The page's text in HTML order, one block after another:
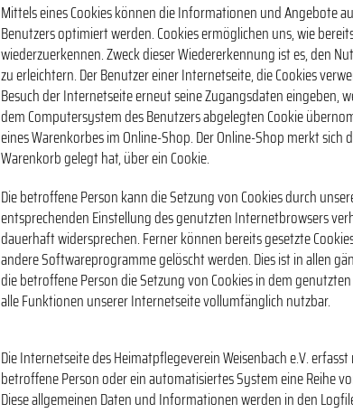
Mittels eines Cookies können die Informationen und Angebote
Benutzers optimiert werden. Cookies ermöglichen uns, wie
wiederzuerkennen. Zweck dieser Wiedererkennung ist es, den
zu erleichtern. Der Benutzer einer Internetseite, die Cookies
Besuch der Internetseite erneut seine Zugangsdaten eingeben,
dem Computersystem des Benutzers abgelegten Cookie
eines Warenkorbes im Online-Shop. Der Online-Shop merkt sich
Warenkorb gelegt hat, über ein Cookie.
Die betroffene Person kann die Setzung von Cookies durch
entsprechenden Einstellung des genutzten Internetbrowsers
dauerhaft widersprechen. Ferner können bereits gesetzte
andere Softwareprogramme gelöscht werden. Dies ist in allen
die betroffene Person die Setzung von Cookies in dem
alle Funktionen unserer Internetseite vollumfänglich nutzbar.
Die Internetseite des Heimatpflegeverein Weisenbach e.V.
betroffene Person oder ein automatisiertes System eine Reihe
Diese allgemeinen Daten und Informationen werden in den